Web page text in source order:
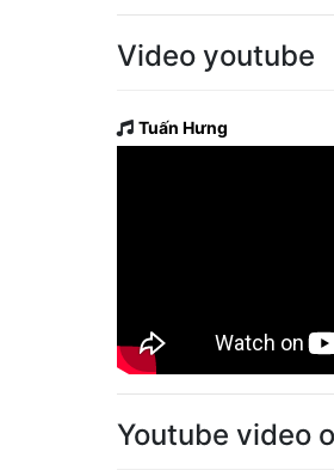
Video youtube
Tuấn Hưng
Youtube video